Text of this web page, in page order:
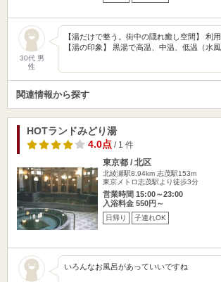
30代 男
性
【湯だけで整う。街中の隠れ癒し空間】 利
【湯の印象】 黒湯で高温、中温、低温（水
関連情報から探す
HOTランドみどり湯
4.0点/ 1 件
東京都 / 北区
北綾瀬駅8.94km 志茂駅153m
東京メトロ志茂駅より徒歩3分
営業時間 15:00～23:00
入浴料金 550円～
日帰り 子連れOK
いろんなお風呂があっていいですね